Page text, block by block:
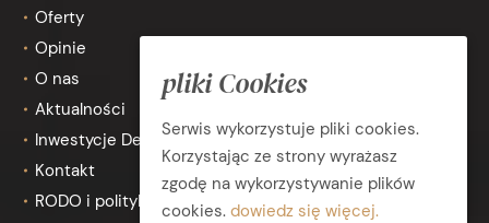
Oferty
Opinie
O nas
Aktualności
Inwestycje Deweloperskie
Kontakt
RODO i polityka prywatności
pliki Cookies
Serwis wykorzystuje pliki cookies.
Korzystając ze strony wyrażasz
zgodę na wykorzystywanie plików
cookies. dowiedz się więcej.